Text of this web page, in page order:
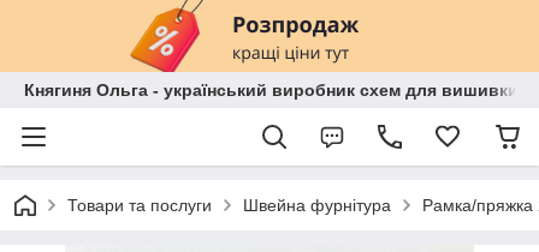
Княгиня Ольга - український виробник схем для вишивки
Товари та послуги Швейна фурнітура Рамка/пряжка